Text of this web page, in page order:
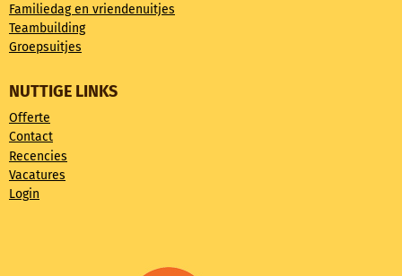
Familiedag en vriendenuitjes
Teambuilding
Groepsuitjes
NUTTIGE LINKS
Offerte
Contact
Recencies
Vacatures
Login